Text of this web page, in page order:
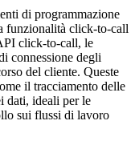
di programmazione
funzionalità click-to-call
click-to-call, le
connessione degli
del cliente. Queste
il tracciamento delle
dati, ideali per le
sui flussi di lavoro